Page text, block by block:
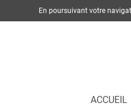
ACCUEIL
En poursuivant votre